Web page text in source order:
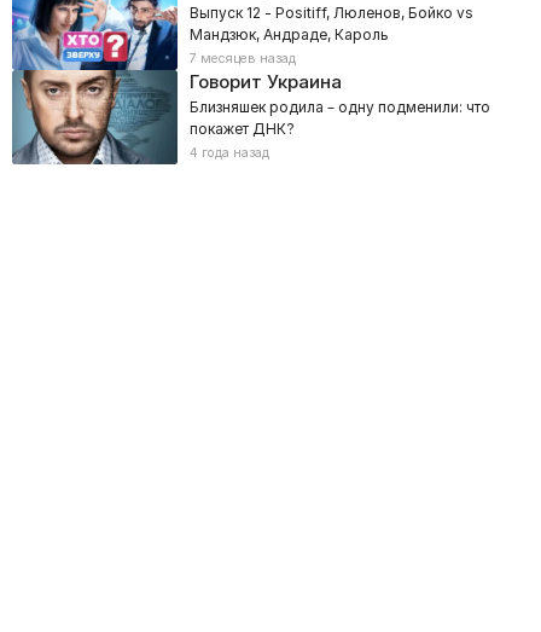
Выпуск 12 - Positiff, Люленов, Бойко vs
Мандзюк, Андраде, Кароль
7 месяцев назад
Говорит Украина
Близняшек родила – одну подменили: что
покажет ДНК?
4 года назад